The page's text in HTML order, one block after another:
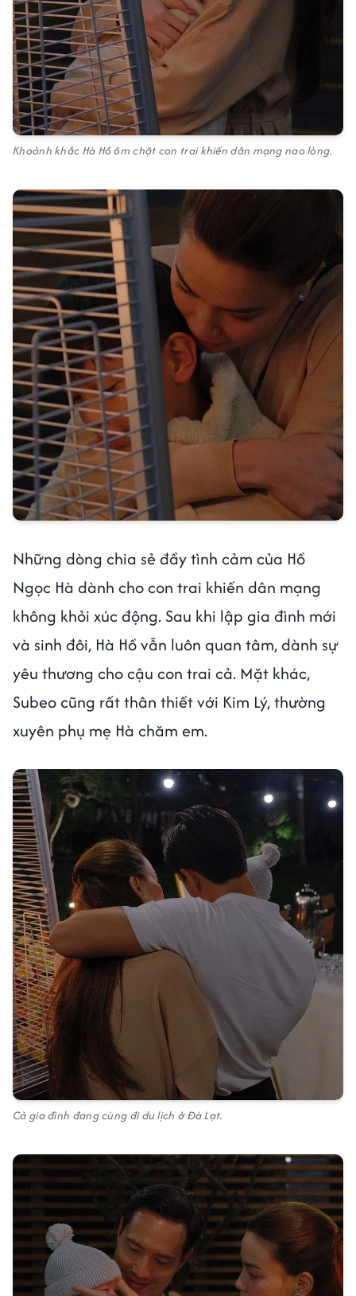
Khoảnh khắc Hà Hồ ôm chặt con trai khiến dân mạng nao lòng.
Những dòng chia sẻ đầy tình cảm của Hồ
Ngọc Hà dành cho con trai khiến dân mạng
không khỏi xúc động. Sau khi lập gia đình mới
và sinh đôi, Hà Hồ vẫn luôn quan tâm, dành sự
yêu thương cho cậu con trai cả. Mặt khác,
Subeo cũng rất thân thiết với Kim Lý, thường
xuyên phụ mẹ Hà chăm em.
Cả gia đình đang cùng đi du lịch ở Đà Lạt.